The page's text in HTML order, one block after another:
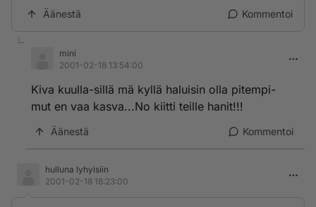
Äänestä Kommentoi
mini
2001-02-18 13:54:00
Kiva kuulla-sillä mä kyllä haluisin olla pitempi-
mut en vaa kasva...No kiitti teille hanit!!!
Äänestä Kommentoi
hulluna lyhyisiin
2001-02-18 18:23:00